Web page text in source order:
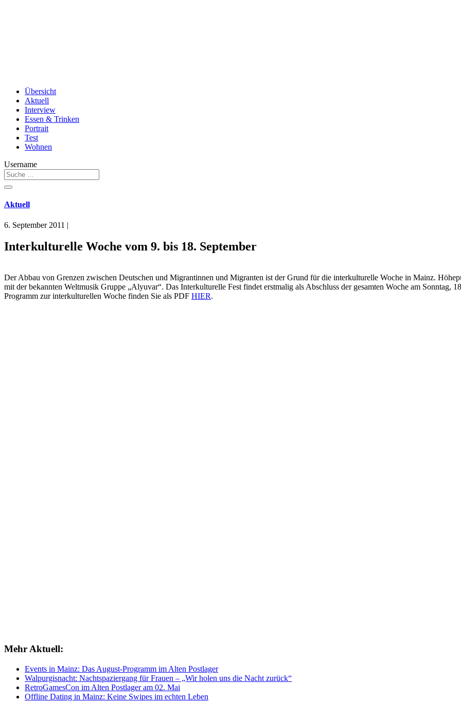
Übersicht
Aktuell
Interview
Essen & Trinken
Portrait
Test
Wohnen
Username
Aktuell
6. September 2011 |
Interkulturelle Woche vom 9. bis 18. September
Der Abbau von Grenzen zwischen Deutschen und Migrantinnen und Migranten ist der Grund für die interkulturelle Woche in Mainz.
mit der bekannten Weltmusik Gruppe „Alyuvar“. Das Interkulturelle Fest findet erstmalig als Abschluss der gesamten Woche am Sonntag,
Programm zur interkulturellen Woche finden Sie als PDF HIER.
Mehr Aktuell:
Events in Mainz: Das August-Programm im Alten Postlager
Walpurgisnacht: Nachtspaziergang für Frauen – „Wir holen uns die Nacht zurück“
RetroGamesCon im Alten Postlager am 02. Mai
Offline Dating in Mainz: Keine Swipes im echten Leben